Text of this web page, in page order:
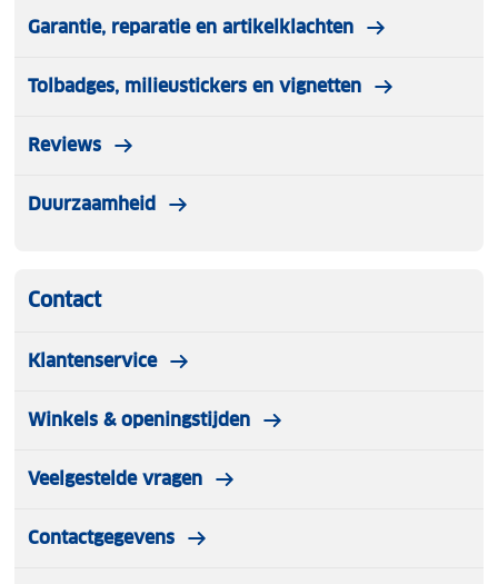
Garantie, reparatie en artikelklachten
Tolbadges, milieustickers en vignetten
Reviews
Duurzaamheid
Contact
Klantenservice
Winkels & openingstijden
Veelgestelde vragen
Contactgegevens